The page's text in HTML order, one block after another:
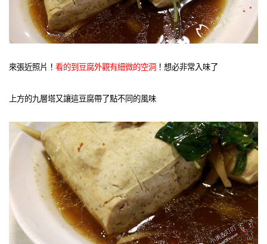
來張近照片！ 看的到豆腐外觀有細微的空洞 ！想必非常入味了
上方的九層塔又讓這豆腐帶了點不同的風味